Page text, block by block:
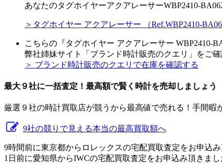
あなたのタグホイヤーアクアレーサーWBP2410-
＞タグホイヤー アクアレーサー （Ref.WBP2410-
こちらの『タグホイヤー アクアレーサー WBP2410-
弊社姉妹サイト「ブランド時計販売のクエリ」をご
＞ ブランド時計販売のクエリで在庫を確認する
最大９社に一括査定！ 最高額で賢く時計を売却しましょう
厳選９社の時計買取店が競うから最高値で売れる！手間暇
9社の競りで見える本当の最高買取額へ
9時間前に東京都からロレックスの宅配買取査定をお申込み
1日前に愛知県からIWCの宅配買取査定をお申込み頂きまし